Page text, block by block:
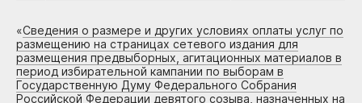
«Сведения о размере и других условиях оплаты услуг по
размещению на страницах сетевого издания для
размещения предвыборных, агитационных материалов в
период избирательной кампании по выборам в
Государственную Думу Федерального Собрания
Российской Федерации девятого созыва, назначенных на